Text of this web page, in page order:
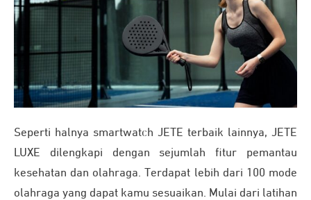
Seperti halnya smartwatch JETE terbaik lainnya, JETE
LUXE dilengkapi dengan sejumlah fitur pemantau
kesehatan dan olahraga. Terdapat lebih dari 100 mode
olahraga yang dapat kamu sesuaikan. Mulai dari latihan